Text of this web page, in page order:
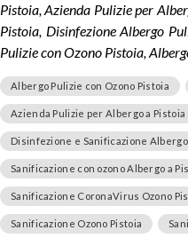
Pistoia, Azienda Pulizie per
Pistoia, Disinfezione Albergo
Pulizie con Ozono Pistoia,
Albergo Pulizie con Ozono Pistoia
Azienda Pulizie per Albergo a
Disinfezione e Sanificazione Albergo
Sanificazione con ozono Albergo a
Sanificazione CoronaVirus Ozono
Sanificazione Ozono Pistoia